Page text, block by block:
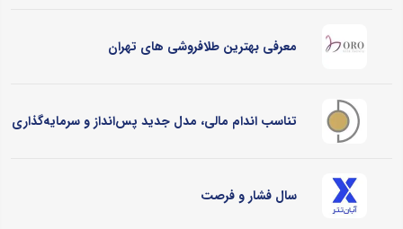
معرفی بهترین طلافروشی های تهران
تناسب اندام مالی، مدل جدید پس‌انداز و سرمایه‌گذاری
سال فشار و فرصت